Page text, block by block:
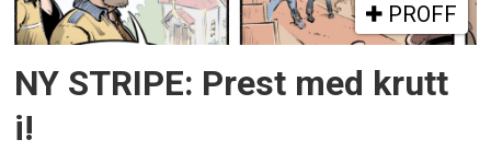
PROFF
NY STRIPE: Prest med krutt
i!